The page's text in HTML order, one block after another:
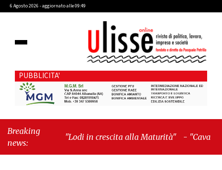
6 Agosto 2026 - aggiornato alle 09:49
PUBBLICITA'
Breaking
news:
"Lodi in crescita alla Maturità" -"Cava de’